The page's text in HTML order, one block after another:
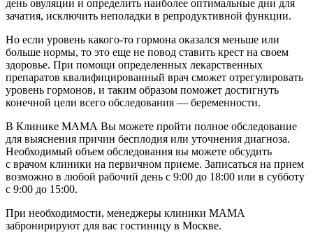
день овуляции и определить наиболее оптимальные дни для
зачатия, исключить неполадки в репродуктивной функции.
Но если уровень какого-то гормона оказался меньше или
больше нормы, то это еще не повод ставить крест на своем
здоровье. При помощи определенных лекарственных
препаратов квалифицированный врач сможет отрегулировать
уровень гормонов, и таким образом поможет достигнуть
конечной цели всего обследования — беременности.
В Клинике МАМА Вы можете пройти полное обследование
для выяснения причин бесплодия или уточнения диагноза.
Необходимый объем обследования вы можете обсудить
c врачом клиники на первичном приеме. Записаться на прием
возможно в любой рабочий день с 9:00 до 18:00 или в субботу
с 9:00 до 15:00.
При необходимости, менеджеры клиники МАМА
забронирируют для вас гостиницу в Москве.